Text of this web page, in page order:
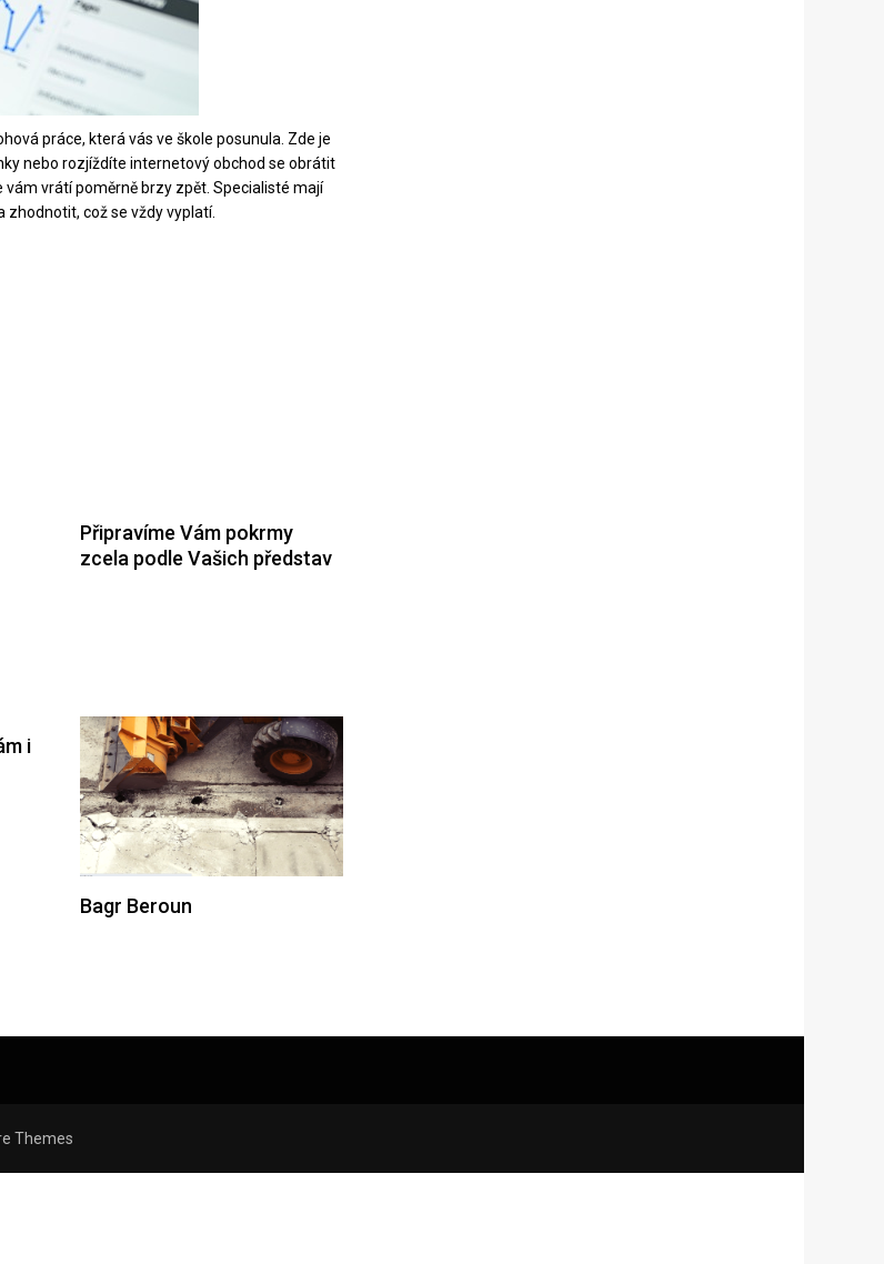
práce, která vás ve škole posunula. Zde je
nebo rozjíždíte internetový obchod se obrátit
vám vrátí poměrně brzy zpět. Specialisté mají
což se vždy vyplatí.
Připravíme Vám pokrmy
zcela podle Vašich představ
i
Bagr Beroun
Themes